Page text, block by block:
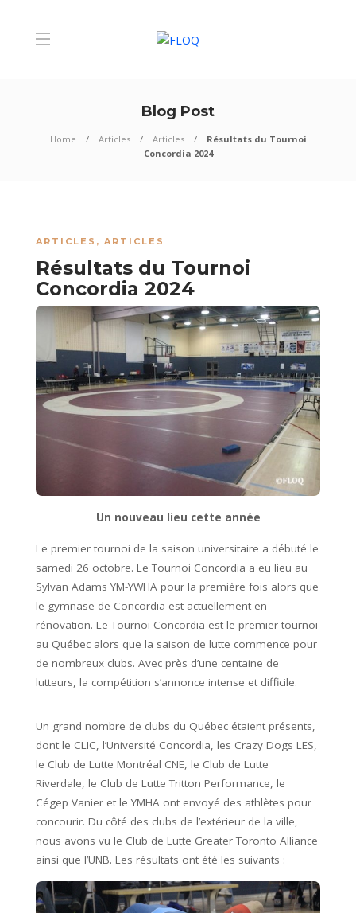
Blog Post
Home Articles Articles
Résultats du Tournoi
Concordia 2024
ARTICLES , ARTICLES
Résultats du Tournoi
Concordia 2024
Un nouveau lieu cette année
Le premier tournoi de la saison universitaire a débuté le
samedi 26 octobre. Le Tournoi Concordia a eu lieu au
Sylvan Adams YM-YWHA pour la première fois alors que
le gymnase de Concordia est actuellement en
rénovation. Le Tournoi Concordia est le premier tournoi
au Québec alors que la saison de lutte commence pour
de nombreux clubs. Avec près d’une centaine de
lutteurs, la compétition s’annonce intense et difficile.
Un grand nombre de clubs du Québec étaient présents,
dont le CLIC, l’Université Concordia, les Crazy Dogs LES,
le Club de Lutte Montréal CNE, le Club de Lutte
Riverdale, le Club de Lutte Tritton Performance, le
Cégep Vanier et le YMHA ont envoyé des athlètes pour
concourir. Du côté des clubs de l’extérieur de la ville,
nous avons vu le Club de Lutte Greater Toronto Alliance
ainsi que l’UNB. Les résultats ont été les suivants :